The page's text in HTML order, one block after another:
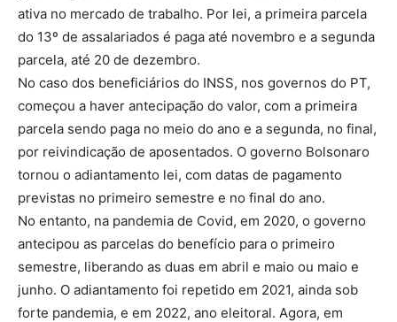
ativa no mercado de trabalho. Por lei, a primeira parcela
do 13º de assalariados é paga até novembro e a segunda
parcela, até 20 de dezembro.
No caso dos beneficiários do INSS, nos governos do PT,
começou a haver antecipação do valor, com a primeira
parcela sendo paga no meio do ano e a segunda, no final,
por reivindicação de aposentados. O governo Bolsonaro
tornou o adiantamento lei, com datas de pagamento
previstas no primeiro semestre e no final do ano.
No entanto, na pandemia de Covid, em 2020, o governo
antecipou as parcelas do benefício para o primeiro
semestre, liberando as duas em abril e maio ou maio e
junho. O adiantamento foi repetido em 2021, ainda sob
forte pandemia, e em 2022, ano eleitoral. Agora, em